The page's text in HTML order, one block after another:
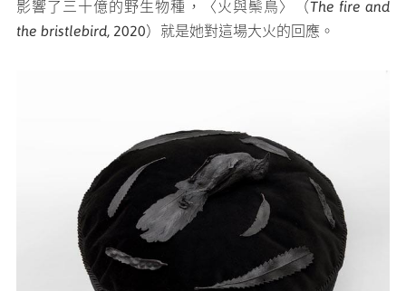
影響了三十億的野生物種，〈火與鬃鳥〉（The fire and
the bristlebird, 2020）就是她對這場大火的回應。